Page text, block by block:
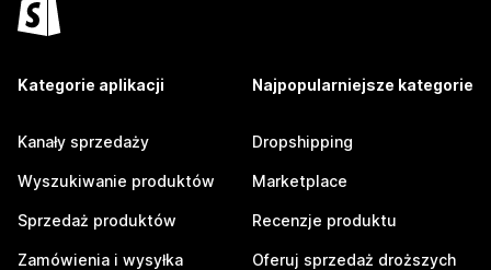
Kategorie aplikacji
Kanały sprzedaży
Wyszukiwanie produktów
Sprzedaż produktów
Zamówienia i wysyłka
Najpopularniejsze kategorie
Dropshipping
Marketplace
Recenzje produktu
Oferuj sprzedaż droższych